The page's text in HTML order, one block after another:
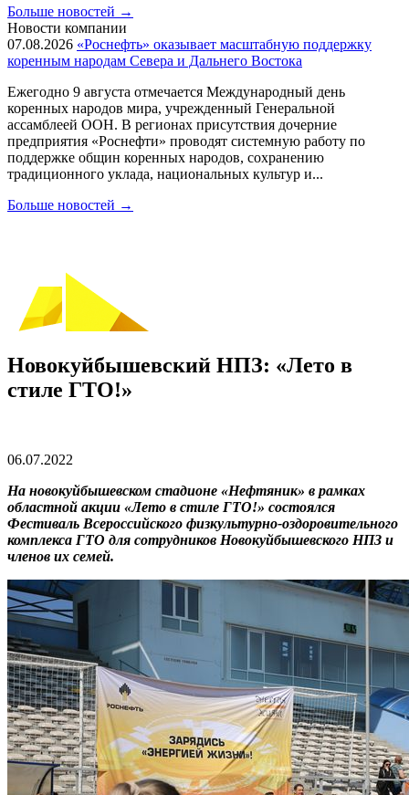
Больше новостей →
Новости компании
07.08.2026 «Роснефть» оказывает масштабную поддержку
коренным народам Севера и Дальнего Востока
Ежегодно 9 августа отмечается Международный день
коренных народов мира, учрежденный Генеральной
ассамблеей ООН. В регионах присутствия дочерние
предприятия «Роснефти» проводят системную работу по
поддержке общин коренных народов, сохранению
традиционного уклада, национальных культур и...
Больше новостей →
Новокуйбышевский НПЗ: «Лето в
стиле ГТО!»
06.07.2022
На новокуйбышевском стадионе «Нефтяник» в рамках
областной акции «Лето в стиле ГТО!» состоялся
Фестиваль Всероссийского физкультурно-оздоровительного
комплекса ГТО для сотрудников Новокуйбышевского НПЗ и
членов их семей.